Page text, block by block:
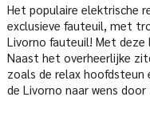
Het populaire elektrische
exclusieve fauteuil, met
Livorno fauteuil! Met
Naast het overheerlijke
zoals de relax hoofdsteun
de Livorno naar wens